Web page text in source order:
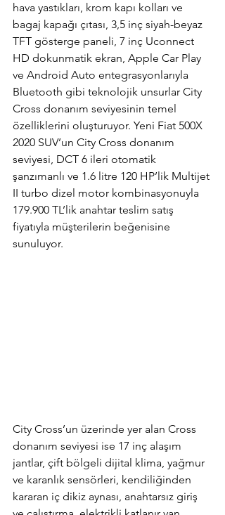
hava yastıkları, krom kapı kolları ve
bagaj kapağı çıtası, 3,5 inç siyah-beyaz
TFT gösterge paneli, 7 inç Uconnect
HD dokunmatik ekran, Apple Car Play
ve Android Auto entegrasyonlarıyla
Bluetooth gibi teknolojik unsurlar City
Cross donanım seviyesinin temel
özelliklerini oluşturuyor. Yeni Fiat 500X
2020 SUV’un City Cross donanım
seviyesi, DCT 6 ileri otomatik
şanzımanlı ve 1.6 litre 120 HP’lik Multijet
II turbo dizel motor kombinasyonuyla
179.900 TL’lik anahtar teslim satış
fiyatıyla müşterilerin beğenisine
sunuluyor.
City Cross’un üzerinde yer alan Cross
donanım seviyesi ise 17 inç alaşım
jantlar, çift bölgeli dijital klima, yağmur
ve karanlık sensörleri, kendiliğinden
kararan iç dikiz aynası, anahtarsız giriş